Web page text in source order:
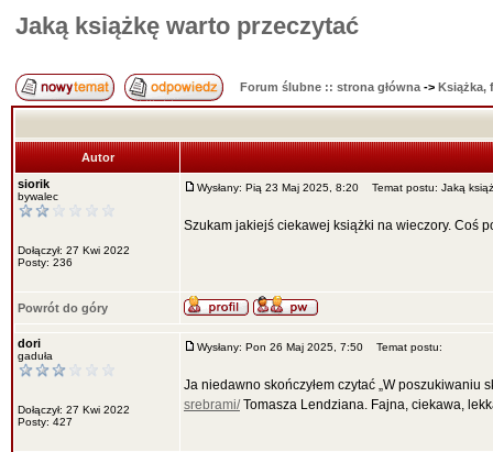
Jaką książkę warto przeczytać
Forum ślubne :: strona główna -> Książka,
Autor
siorik
bywalec
Dołączył: 27 Kwi 2022
Posty: 236
Wysłany: Pią 23 Maj 2025, 8:20 Temat postu: Jaką
Szukam jakiejś ciekawej książki na wieczory. Coś
Powrót do góry
dori
gaduła
Dołączył: 27 Kwi 2022
Posty: 427
Wysłany: Pon 26 Maj 2025, 7:50 Temat postu:
Ja niedawno skończyłem czytać „W poszukiwaniu
srebrami/Tomasza Lendziana. Fajna, ciekawa,